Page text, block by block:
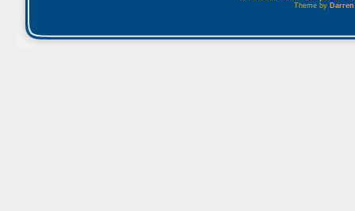
Theme by